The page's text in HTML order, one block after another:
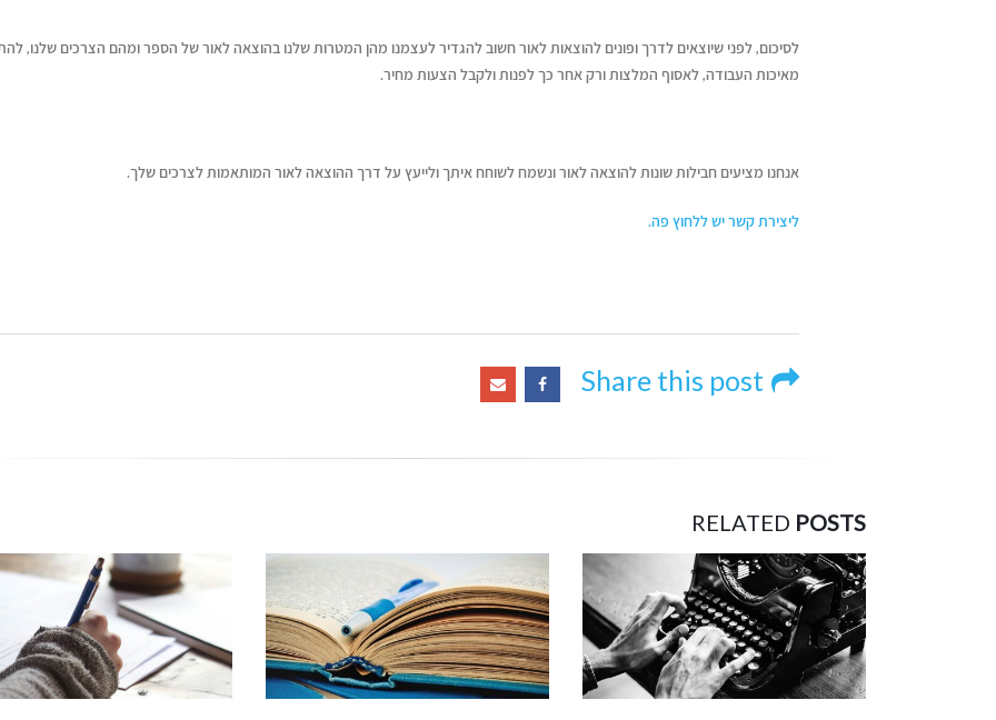
לסיכום, לפני שיוצאים לדרך ופונים להוצאות לאור חשוב להגדיר לעצמנו מהן המטרות שלנו בהוצאה לאור של הספר ומהם הצרכים שלנו,
מאיכות העבודה, לאסוף המלצות ורק אחר כך לפנות ולקבל הצעות מחיר.
אנחנו מציעים חבילות שונות להוצאה לאור ונשמח לשוחח איתך ולייעץ על דרך ההוצאה לאור המותאמות לצרכים שלך.
ליצירת קשר יש ללחוץ פה.
Share this post
RELATED POSTS